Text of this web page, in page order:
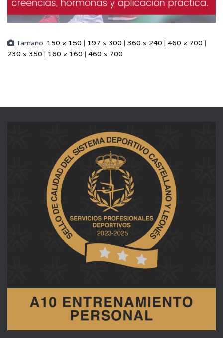
Tamaño: 150 × 150 | 197 × 300 | 360 × 240 | 460 × 700 |
230 × 350 | 160 × 160 | 460 × 700